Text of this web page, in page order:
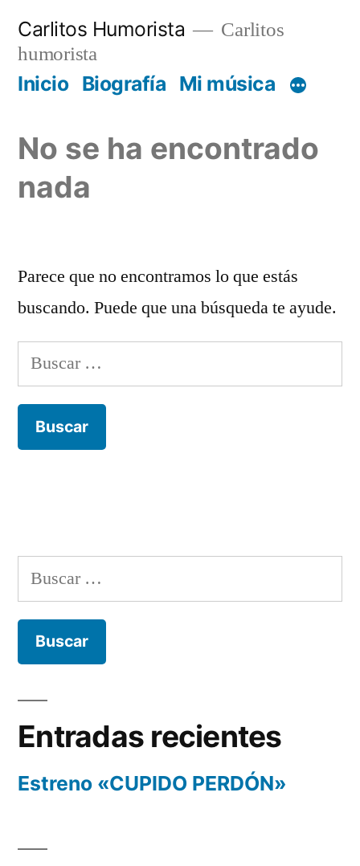
contenido
Carlitos Humorista
Carlitos
humorista
Inicio Biografía Mi música
No se ha encontrado
nada
Parece que no encontramos lo que estás
buscando. Puede que una búsqueda te ayude.
Buscar:
Buscar:
Entradas recientes
Estreno «CUPIDO PERDÓN»